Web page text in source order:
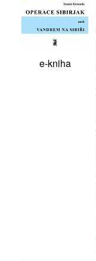
e-kniha